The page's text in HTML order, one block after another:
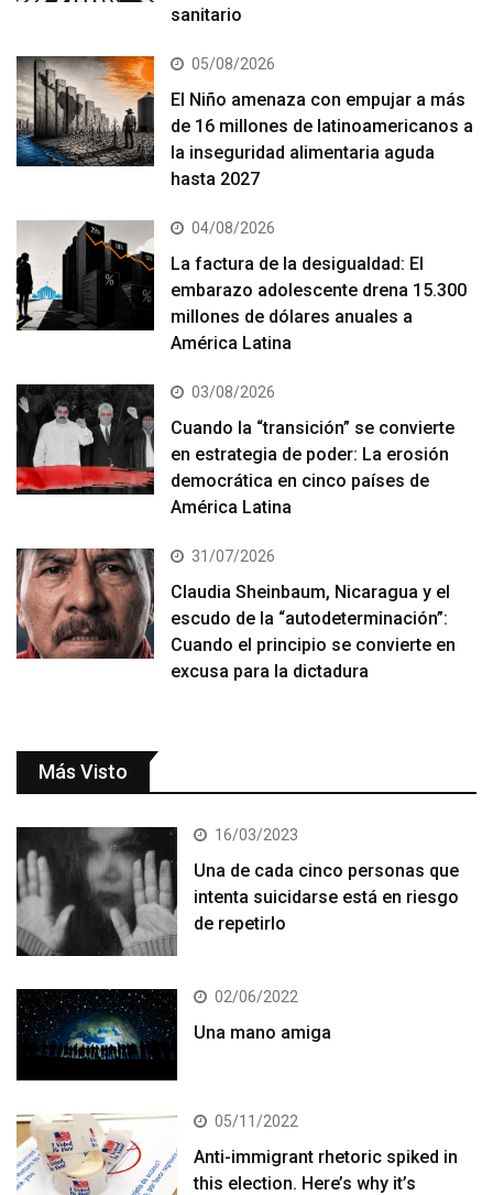
sanitario
05/08/2026
El Niño amenaza con empujar a más
de 16 millones de latinoamericanos a
la inseguridad alimentaria aguda
hasta 2027
04/08/2026
La factura de la desigualdad: El
embarazo adolescente drena 15.300
millones de dólares anuales a
América Latina
03/08/2026
Cuando la “transición” se convierte
en estrategia de poder: La erosión
democrática en cinco países de
América Latina
31/07/2026
Claudia Sheinbaum, Nicaragua y el
escudo de la “autodeterminación”:
Cuando el principio se convierte en
excusa para la dictadura
Más Visto
16/03/2023
Una de cada cinco personas que
intenta suicidarse está en riesgo
de repetirlo
02/06/2022
Una mano amiga
05/11/2022
Anti-immigrant rhetoric spiked in
this election. Here’s why it’s